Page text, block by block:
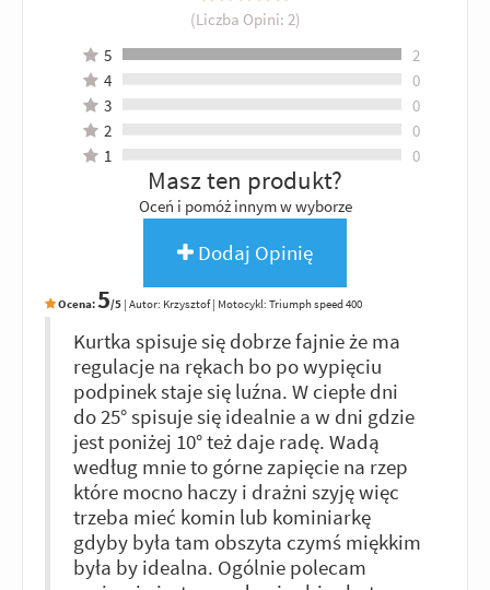
(Liczba Opini: 2)
5
2
4
0
3
0
2
0
1
0
Masz ten produkt?
Oceń i pomóż innym w wyborze
Dodaj Opinię
Ocena:5/5 | Autor: Krzysztof| Motocykl: Triumph speed 400
Kurtka spisuje się dobrze fajnie że ma
regulacje na rękach bo po wypięciu
podpinek staje się luźna. W ciepłe dni
do 25° spisuje się idealnie a w dni gdzie
jest poniżej 10° też daje radę. Wadą
według mnie to górne zapięcie na rzep
które mocno haczy i drażni szyję więc
trzeba mieć komin lub kominiarkę
gdyby była tam obszyta czymś miękkim
była by idealna. Ogólnie polecam